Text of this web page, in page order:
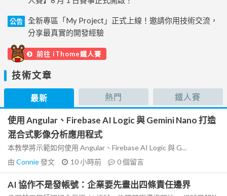
公告
全新專區「My Project」正式上線！邀請你用技術交流，
分享最真實的開發經驗
前往 iThome鐵人賽
技術文章
最新 熱門 鐵人賽
使用 Angular、Firebase AI Logic 與 Gemini Nano 打造
混合式影像分析應用程式
本教學將示範如何使用 Angular、Firebase AI Logic 與 G...
由 Connie發文 10 小時前 0個留言
AI 協作不是發帳號：企業要先畫出四條責任邊界